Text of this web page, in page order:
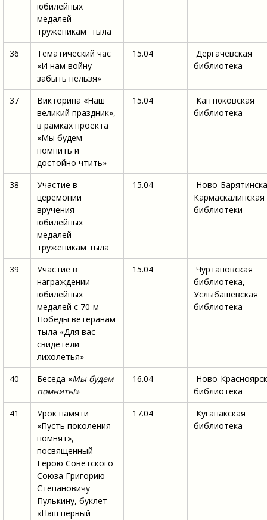
юбилейных
медалей
труженикам тыла
36
Тематический час
«И нам войну
забыть нельзя»
15.04
Дергачевская
библиотека
37
Викторина «Наш
великий праздник»,
в рамках проекта
«Мы будем
помнить и
достойно чтить»
15.04
Кантюковская
библиотека
38
Участие в
церемонии
вручения
юбилейных
медалей
труженикам тыла
15.04
Ново-
Кармаскалинская
библиотеки
39
Участие в
награждении
юбилейных
медалей с 70-м
Победы ветеранам
тыла «Для вас —
свидетели
лихолетья»
15.04
Чуртановская
библиотека,
Услыбашевская
библиотека
40 Беседа «Мы будем
помнить!»
16.04
Ново-
библиотека
41
Урок памяти
«Пусть поколения
помнят»,
посвященный
Герою Советского
Союза Григорию
Степановичу
Пулькину, буклет
«Наш первый
17.04
Куганакская
библиотека